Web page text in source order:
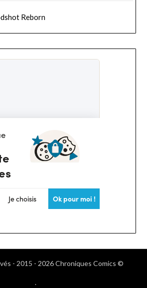
Reborn
- 2015 - 2026 Chroniques Comics ©
.